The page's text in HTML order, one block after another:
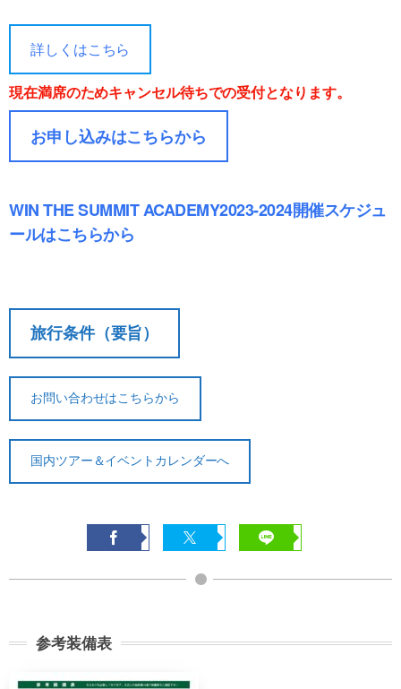
詳しくはこちら
現在満席のためキャンセル待ちでの受付となります。
お申し込みはこちらから
WIN THE SUMMIT ACADEMY2023-2024開催スケジュ
ールはこちらから
旅行条件（要旨）
契約解除日
日の
起算して
って
11日前
まで
8日前ま
で
20%
2日前ま
で
講習費の
30%
40%
40%
講習費の
講習費の
講習費の
講習費の
お問い合わせはこちらから
国内ツアー＆イベントカレンダーへ
参考装備表